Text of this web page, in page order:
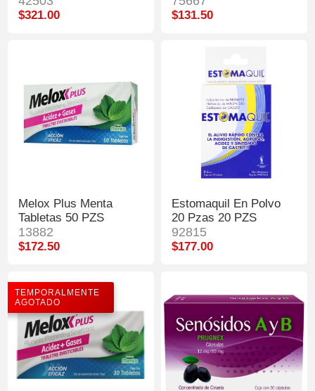
$321.00 $131.50
Melox Plus Menta
Tabletas 50 PZS
13882
$172.50
Estomaquil En Polvo
20 Pzas 20 PZS
92815
$177.00
TEMPORALMENTE
AGOTADO